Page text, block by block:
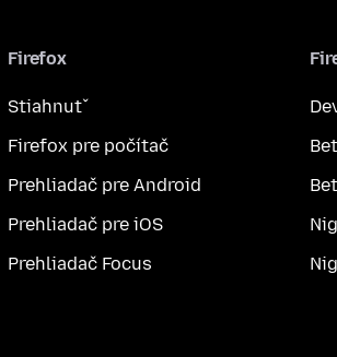
Firefox
Stiahnuť
Firefox pre počítač
Prehliadač pre Android
Prehliadač pre iOS
Prehliadač Focus